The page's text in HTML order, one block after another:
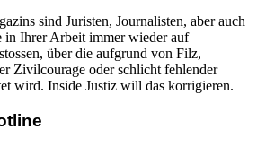
sind Juristen, Journalisten, aber auch
in Ihrer Arbeit immer wieder auf
über die aufgrund von Filz,
Zivilcourage oder schlicht fehlender
wird. Inside Justiz will das korrigieren.